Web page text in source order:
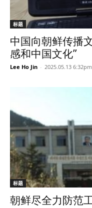
标题
中国向朝鲜传播
感和中国文化”
Lee Ho Jin - 2025.05.13 6:32pm
标题
朝鲜尽全力防范